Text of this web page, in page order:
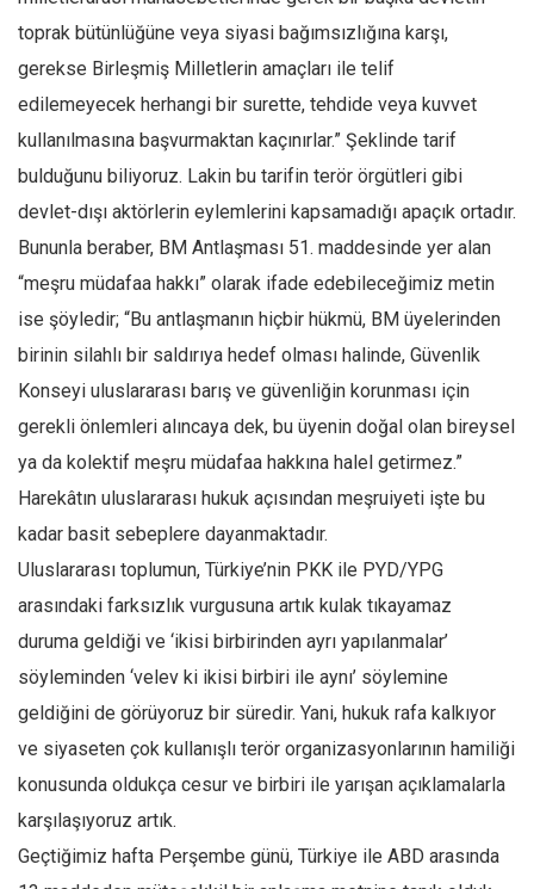
Bu Sayı
Kategoriler
Kültür Sanat
Kitap
Karisi kitap sualleri
7 soruda bu hafta
Ekonomi
Spor
Gıda-Beslenme
Hayat
Türkiye
Siyaset
Dünya
Avrupa
Asya
Afrika
İslam Dünyası
Avustralya
toprak bütünlüğüne veya siyasi bağımsızlığına karşı,
gerekse Birleşmiş Milletlerin amaçları ile telif
edilemeyecek herhangi bir surette, tehdide veya kuvvet
kullanılmasına başvurmaktan kaçınırlar.” Şeklinde tarif
bulduğunu biliyoruz. Lakin bu tarifin terör örgütleri gibi
devlet-dışı aktörlerin eylemlerini kapsamadığı apaçık ortadır.
Bununla beraber, BM Antlaşması 51. maddesinde yer alan
“meşru müdafaa hakkı” olarak ifade edebileceğimiz metin
ise şöyledir; “Bu antlaşmanın hiçbir hükmü, BM üyelerinden
birinin silahlı bir saldırıya hedef olması halinde, Güvenlik
Konseyi uluslararası barış ve güvenliğin korunması için
gerekli önlemleri alıncaya dek, bu üyenin doğal olan bireysel
ya da kolektif meşru müdafaa hakkına halel getirmez.”
Harekâtın uluslararası hukuk açısından meşruiyeti işte bu
kadar basit sebeplere dayanmaktadır.
Uluslararası toplumun, Türkiye’nin PKK ile PYD/YPG
arasındaki farksızlık vurgusuna artık kulak tıkayamaz
duruma geldiği ve ‘ikisi birbirinden ayrı yapılanmalar’
söyleminden ‘velev ki ikisi birbiri ile aynı’ söylemine
geldiğini de görüyoruz bir süredir. Yani, hukuk rafa kalkıyor
ve siyaseten çok kullanışlı terör organizasyonlarının hamiliği
konusunda oldukça cesur ve birbiri ile yarışan açıklamalarla
karşılaşıyoruz artık.
Geçtiğimiz hafta Perşembe günü, Türkiye ile ABD arasında